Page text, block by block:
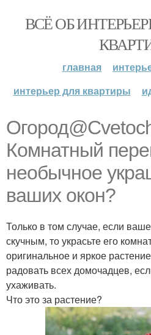
ВСЁ ОБ
главная
интерьер для квартиры
Комнатный
необычное
ваших окон?
Только в том случае, если
скучным, то украсьте его
оригинальное и яркое
радовать всех домочадцев,
ухаживать.
Что это за растение?